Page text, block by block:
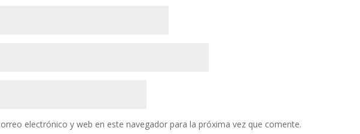
electrónico y web en este navegador para la próxima vez que comente.